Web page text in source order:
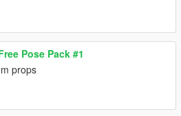
Pose Pack #1
props